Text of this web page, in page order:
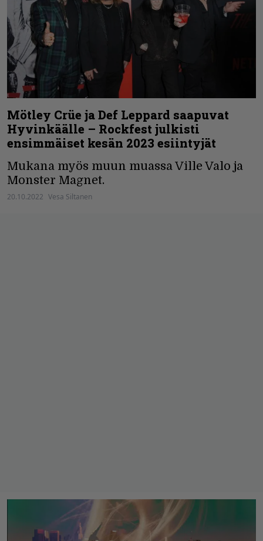
Mötley Crüe ja Def Leppard saapuvat
Hyvinkäälle – Rockfest julkisti
ensimmäiset kesän 2023 esiintyjät
Mukana myös muun muassa Ville Valo ja
Monster Magnet.
20.10.2022 Vesa Siltanen